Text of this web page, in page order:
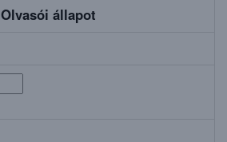
Olvasói állapot